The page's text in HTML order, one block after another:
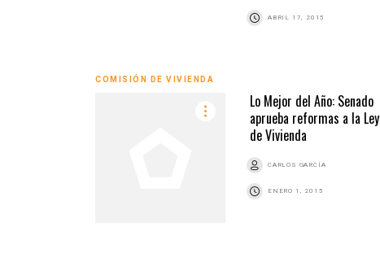
ABRIL 17, 2015
COMISIÓN DE VIVIENDA
Lo Mejor del Año: Senado
aprueba reformas a la Ley
de Vivienda
CARLOS GARCÍA
ENERO 1, 2015